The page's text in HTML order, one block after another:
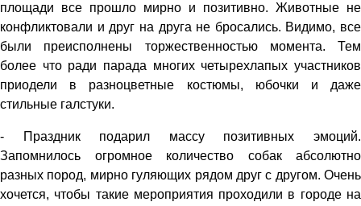
площади все прошло мирно и позитивно. Животные не
конфликтовали и друг на друга не бросались. Видимо, все
были преисполнены торжественностью момента. Тем
более что ради парада многих четырехлапых участников
при­одели в разноцветные костюмы, юбочки и даже
стильные галстуки.
- Праздник подарил массу позитивных эмоций.
Запомнилось огромное количество собак абсолютно
разных пород, мирно гуляющих рядом друг с другом. Очень
хочется, чтобы такие мероприятия проходили в городе на